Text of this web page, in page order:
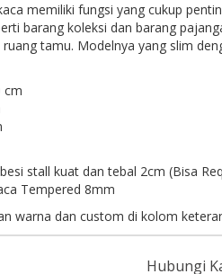
memiliki fungsi yang cukup
barang koleksi dan barang
tamu. Modelnya yang slim
cm
stall kuat dan tebal 2cm (Bisa
Tempered 8mm
warna dan custom di kolom
Hubungi